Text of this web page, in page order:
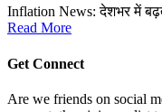
Inflation News: देशभर में
Read More
Get Connect
Are we friends on social